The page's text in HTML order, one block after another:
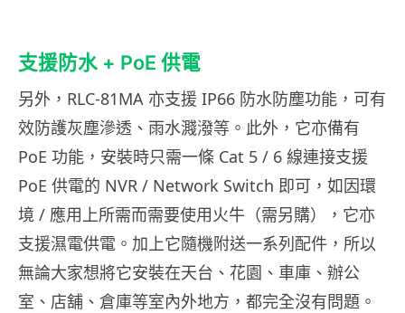
支援防水 + PoE 供電
另外，RLC-81MA 亦支援 IP66 防水防塵功能，可有
效防護灰塵滲透、雨水濺潑等。此外，它亦備有
PoE 功能，安裝時只需一條 Cat 5 / 6 線連接支援
PoE 供電的 NVR / Network Switch 即可，如因環
境 / 應用上所需而需要使用火牛（需另購），它亦
支援濕電供電。加上它隨機附送一系列配件，所以
無論大家想將它安裝在天台、花園、車庫、辦公
室、店舖、倉庫等室內外地方，都完全沒有問題。